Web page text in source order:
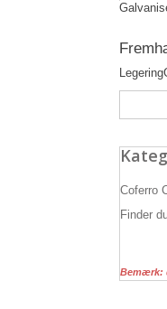
Legering
Coferro
Finder
Bemærk: